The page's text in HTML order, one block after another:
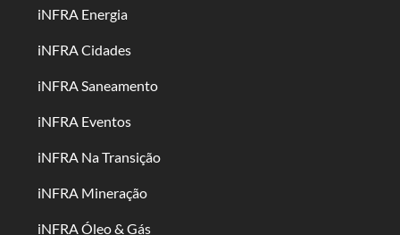
iNFRA Energia
iNFRA Cidades
iNFRA Saneamento
iNFRA Eventos
iNFRA Na Transição
iNFRA Mineração
iNFRA Óleo & Gás